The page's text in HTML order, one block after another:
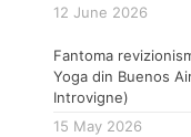
12 June 2026
Fantoma
Yoga din Buenos
Introvigne)
15 May 2026